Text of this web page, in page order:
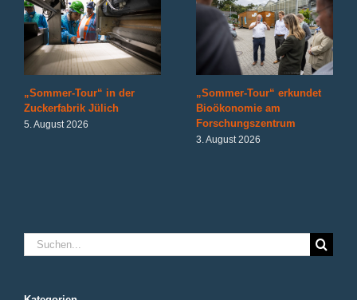
„Sommer-Tour“ in der
Zuckerfabrik Jülich
5. August 2026
„Sommer-Tour“ erkundet
Bioökonomie am
Forschungszentrum
3. August 2026
Suche
nach: